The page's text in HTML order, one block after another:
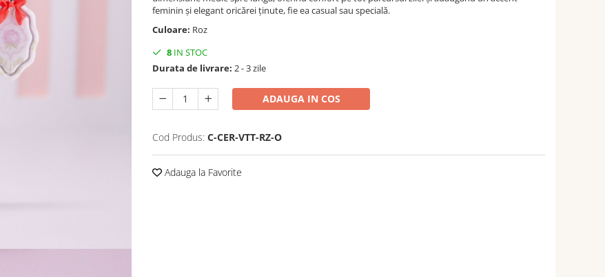
feminin și elegant oricărei ținute, fie ea casual sau specială.
Culoare: Roz
8 IN STOC
Durata de livrare: 2 - 3 zile
ADAUGA IN COS
Cod Produs: C-CER-VTT-RZ-O
Adauga la Favorite